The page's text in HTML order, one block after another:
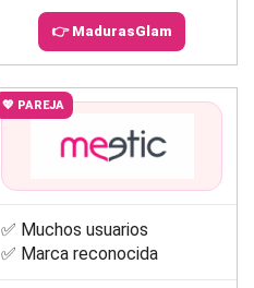
👉 MadurasGlam
💖 PAREJA
✅ Muchos usuarios
✅ Marca reconocida